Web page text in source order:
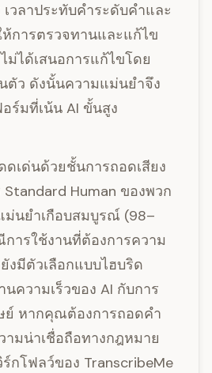
วลาประทับคำระดับคำและ
การตรวจทานและแก้ไข
ม่ได้เสนอการแก้ไขโดย
ตัว ดังนั้นความแม่นยำจึง
ร์มที่เน้น AI ขั้นสูง
ดเด่นด้วยชั้นการถอดเสียง
Human ของพวก
นยำเกือบสมบูรณ์ (98–
ารใช้งานที่ต้องการความ
งมีตัวเลือกแบบไฮบริด
ความเร็วของ AI กับการ
หากคุณต้องการถอดคำ
มน่าเชื่อถือทางกฎหมาย
กโฟลว์ของ TranscribeMe